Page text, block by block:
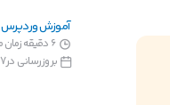
آموزش وردپرس
6 دقیقه زمان مطالعه
بروزرسانی در7 تیر, 1405